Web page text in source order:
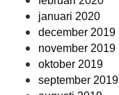
januari 2020
december 2019
november 2019
oktober 2019
september 2019